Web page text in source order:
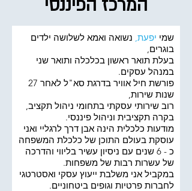
המרכז הפיננסי
שמי יפעת, נשואה ואמא לשלושה ילדים
בוגרים,
בעלת תואר ראשון בכלכלה ותואר שני
במנהל עסקים.
פורשת חיל אוויר בדרגת סא"ל לאחר 27
שנות שירות,
רוב שירותי עסקתי בתחומי ניהול תקציב,
בקרה תקציבית וניהול פיננסי.
מודעות כלכלית הינה אבן דרך לרגליי ואני
עוסקת בעולם התוכן של כלכלת המשפחה
כ - 6 שנים עם ניסיון עשיר בליווי והדרכה
של עשרות רבות של משפחות.
במקביל אני משלבת ייעוץ עסקי ואסטרטגי
לחברות פרטיות וגופים ביטחוניים.